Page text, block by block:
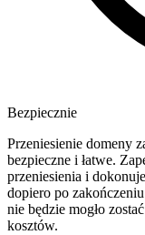
Bezpiecznie
Przeniesienie domeny
bezpieczne i łatwe.
przeniesienia i
dopiero po
nie będzie mogło
kosztów.